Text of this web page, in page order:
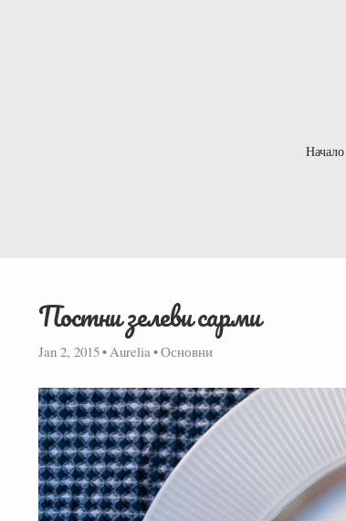
Начало
Постни зелеви сарми
Jan 2, 2015• Aurelia •Основни